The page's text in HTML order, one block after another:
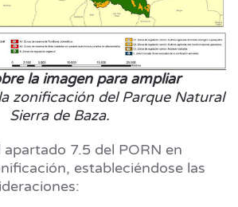
la imagen para ampliar
zonificación del Parque Natural
Sierra de Baza.
apartado 7.5 del PORN en
estableciéndose las